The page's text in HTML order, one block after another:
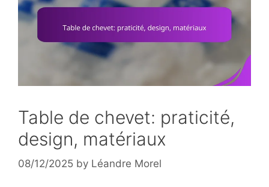
Table de chevet: praticité,
design, matériaux
08/12/2025 by Léandre Morel